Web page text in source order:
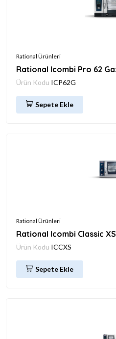
Rational Ürünleri
Rational Icombi Pro 62
Ürün Kodu ICP62G
Sepete Ekle
Rational Ürünleri
Rational Icombi Classic
Ürün Kodu ICCXS
Sepete Ekle